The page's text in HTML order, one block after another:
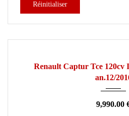
Réinitialiser
Renault Captur Tce 120cv
an.12/
9,990.00